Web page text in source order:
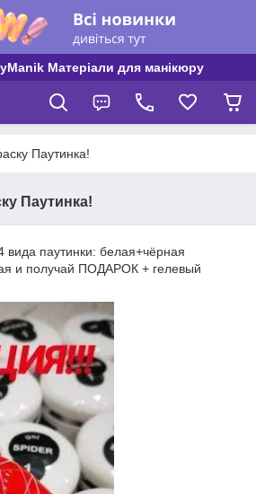
Матеріали для манікюру
Паутинка!
Паутинка!
паутинки: белая+чёрная
и получай ПОДАРОК + гелевый